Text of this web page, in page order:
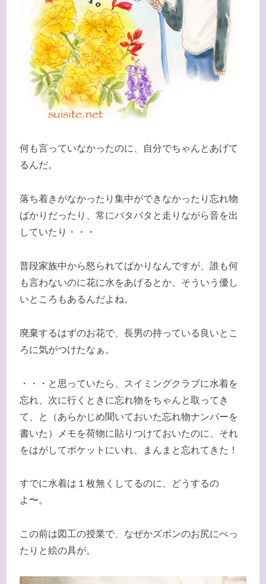
何も言っていなかったのに、自分でちゃんとあげて
るんだ。
落ち着きがなかったり集中ができなかったり忘れ物
ばかりだったり、常にバタバタと走りながら音を出
していたり・・・
普段家族中から怒られてばかりなんですが、誰も何
も言わないのに花に水をあげるとか、そういう優し
いところもあるんだよね。
廃棄するはずのお花で、長男の持っている良いとこ
ろに気がつけたなぁ。
・・・と思っていたら、スイミングクラブに水着を
忘れ、次に行くときに忘れ物をちゃんと取ってき
て、と（あらかじめ聞いておいた忘れ物ナンバーを
書いた）メモを荷物に貼りつけておいたのに、それ
をはがしてポケットにいれ、まんまと忘れてきた！
すでに水着は１枚無くしてるのに、どうするの
よ〜。
この前は図工の授業で、なぜかズボンのお尻にべっ
たりと絵の具が。